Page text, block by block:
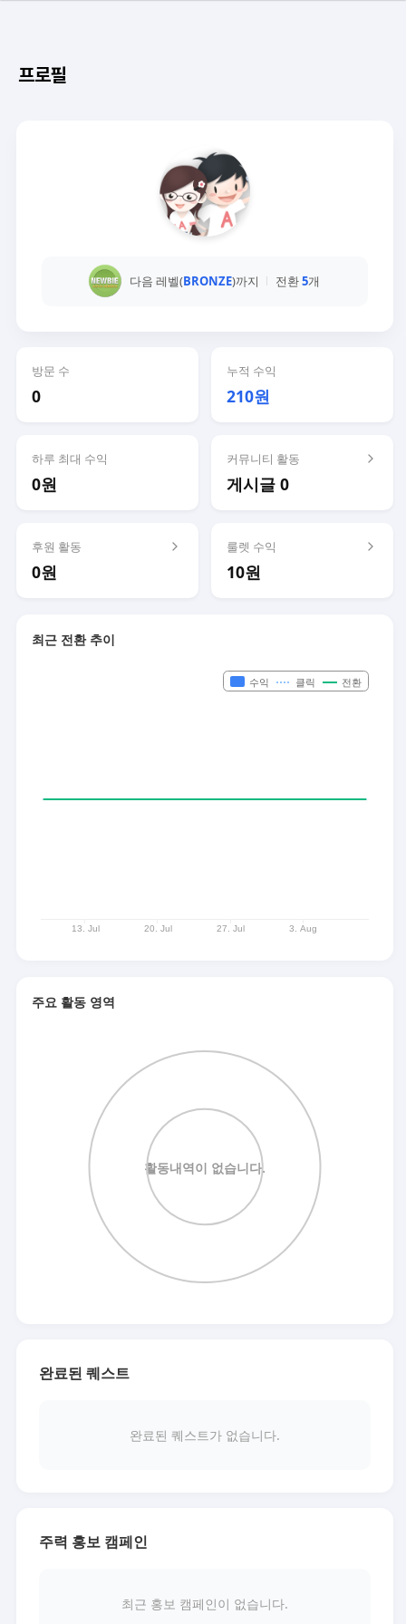
프로필
다음 레벨(BRONZE)까지 전환5개
방문 수
0
누적 수익
210원
하루 최대 수익
0원
커뮤니티 활동
게시글 0
후원 활동
0원
룰렛 수익
10원
최근 전환 추이
주요 활동 영역
완료된 퀘스트
완료된 퀘스트가 없습니다.
주력 홍보 캠페인
최근 홍보 캠페인이 없습니다.